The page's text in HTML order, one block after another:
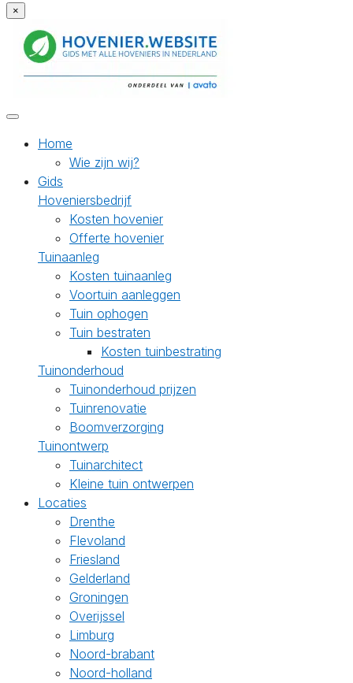
×
Home
Wie zijn wij?
Gids
Hoveniersbedrijf
Kosten hovenier
Offerte hovenier
Tuinaanleg
Kosten tuinaanleg
Voortuin aanleggen
Tuin ophogen
Tuin bestraten
Kosten tuinbestrating
Tuinonderhoud
Tuinonderhoud prijzen
Tuinrenovatie
Boomverzorging
Tuinontwerp
Tuinarchitect
Kleine tuin ontwerpen
Locaties
Drenthe
Flevoland
Friesland
Gelderland
Groningen
Overijssel
Limburg
Noord-brabant
Noord-holland